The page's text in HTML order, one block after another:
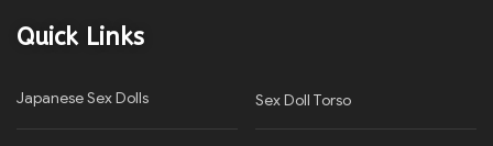
Quick Links
Japanese Sex Dolls Sex Doll Torso